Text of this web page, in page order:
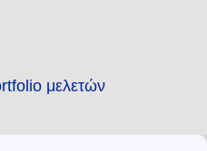
μελετών